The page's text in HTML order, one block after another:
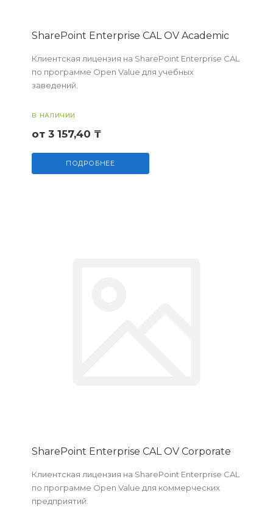
SharePoint Enterprise CAL OV Academic
Клиентская лицензия на SharePoint Enterprise CAL
по программе Open Value для учебных
заведений.
В НАЛИЧИИ
от 3 157,40 ₸
ПОДРОБНЕЕ
SharePoint Enterprise CAL OV Corporate
Клиентская лицензия на SharePoint Enterprise CAL
по программе Open Value для коммерческих
предприятий.